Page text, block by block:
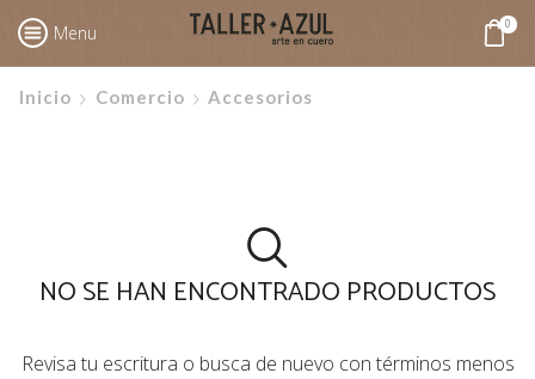
Menu 0
Inicio Comercio Accesorios
NO SE HAN ENCONTRADO PRODUCTOS
Revisa tu escritura o busca de nuevo con términos menos